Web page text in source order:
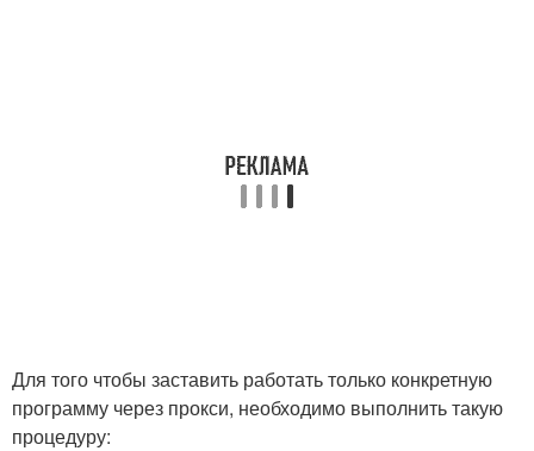
Для того чтобы заставить работать только конкретную
программу через прокси, необходимо выполнить такую
процедуру: